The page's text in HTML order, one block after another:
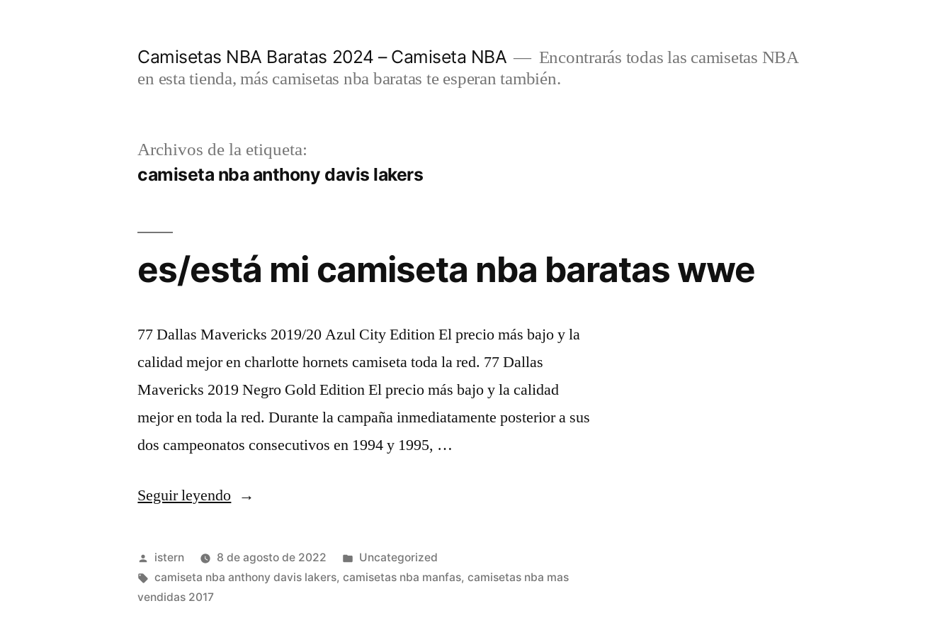
Camisetas NBA Baratas 2024 – Camiseta NBA
Encontrarás todas las camisetas NBA
en esta tienda, más camisetas nba baratas te esperan también.
Archivos de la etiqueta:
camiseta nba anthony davis lakers
es/está mi camiseta nba baratas wwe
77 Dallas Mavericks 2019/20 Azul City Edition El precio más bajo y la
calidad mejor en charlotte hornets camiseta toda la red. 77 Dallas
Mavericks 2019 Negro Gold Edition El precio más bajo y la calidad
mejor en toda la red. Durante la campaña inmediatamente posterior a sus
dos campeonatos consecutivos en 1994 y 1995, …
Seguir leyendo«es/está
camiseta
nba
Publicado
por
istern 8 de agosto de 2022
Publicado
en
Uncategorized
Etiquetas:
camiseta nba anthony davis lakers,camisetas nba manfas,camisetas nba mas
vendidas 2017